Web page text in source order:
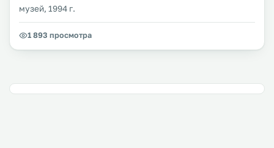
музей, 1994 г.
1 893 просмотра